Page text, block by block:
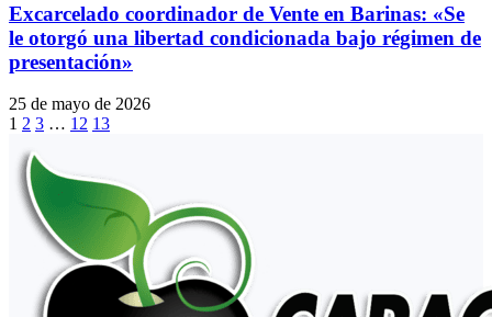
Excarcelado coordinador de Vente en Barinas: «Se
le otorgó una libertad condicionada bajo régimen de
presentación»
25 de mayo de 2026
1 2 3 … 12 13